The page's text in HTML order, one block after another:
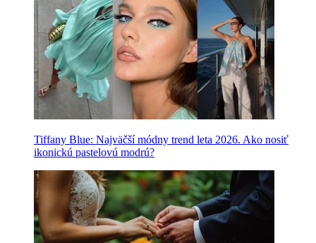
Tiffany Blue: Najväčší módny trend leta 2026. Ako nosiť
ikonickú pastelovú modrú?